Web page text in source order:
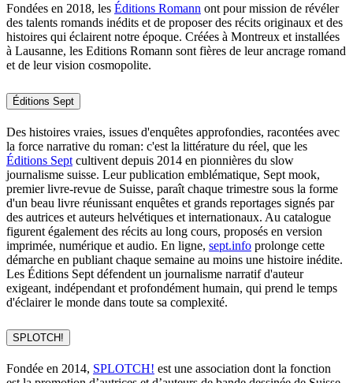
Fondées en 2018, les Éditions Romann ont pour mission de révéler
des talents romands inédits et de proposer des récits originaux et des
histoires qui éclairent notre époque. Créées à Montreux et installées
à Lausanne, les Editions Romann sont fières de leur ancrage romand
et de leur vision cosmopolite.
Éditions Sept
Des histoires vraies, issues d'enquêtes approfondies, racontées avec
la force narrative du roman: c'est la littérature du réel, que les
Éditions Sept cultivent depuis 2014 en pionnières du slow
journalisme suisse. Leur publication emblématique, Sept mook,
premier livre-revue de Suisse, paraît chaque trimestre sous la forme
d'un beau livre réunissant enquêtes et grands reportages signés par
des autrices et auteurs helvétiques et internationaux. Au catalogue
figurent également des récits au long cours, proposés en version
imprimée, numérique et audio. En ligne, sept.info prolonge cette
démarche en publiant chaque semaine au moins une histoire inédite.
Les Éditions Sept défendent un journalisme narratif d'auteur
exigeant, indépendant et profondément humain, qui prend le temps
d'éclairer le monde dans toute sa complexité.
SPLOTCH!
Fondée en 2014, SPLOTCH! est une association dont la fonction